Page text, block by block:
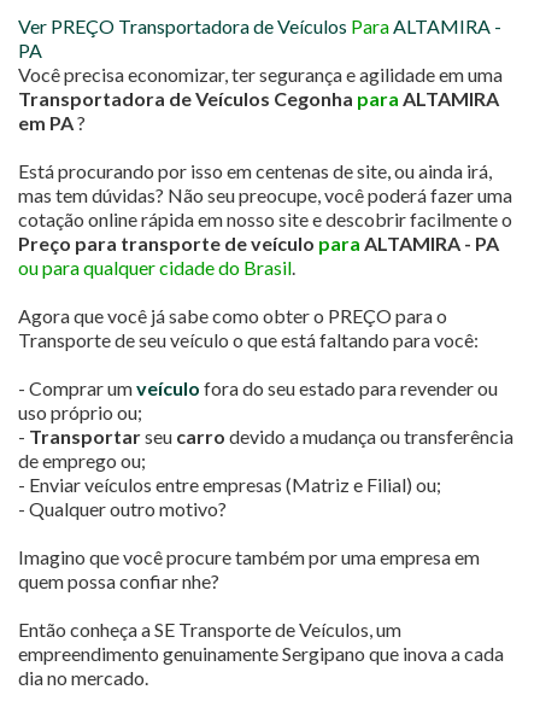
Ver PREÇO Transportadora de Veículos ParaALTAMIRA -
PA
Você precisa economizar, ter segurança e agilidade em uma
Transportadora de Veículos Cegonha para ALTAMIRA
em PA?
Está procurando por isso em centenas de site, ou ainda irá,
mas tem dúvidas? Não seu preocupe, você poderá fazer uma
cotação online rápida em nosso site e descobrir facilmente o
Preço para transporte de veículo para ALTAMIRA - PA
ou para qualquer cidade do Brasil.
Agora que você já sabe como obter o PREÇO para o
Transporte de seu veículo o que está faltando para você:
- Comprar umveículo fora do seu estado para revender ou
uso próprio ou;
- Transportarseu carro devido a mudança ou transferência
de emprego ou;
- Enviar veículos entre empresas (Matriz e Filial) ou;
- Qualquer outro motivo?
Imagino que você procure também por uma empresa em
quem possa confiar nhe?
Então conheça a SE Transporte de Veículos, um
empreendimento genuinamente Sergipano que inova a cada
dia no mercado.